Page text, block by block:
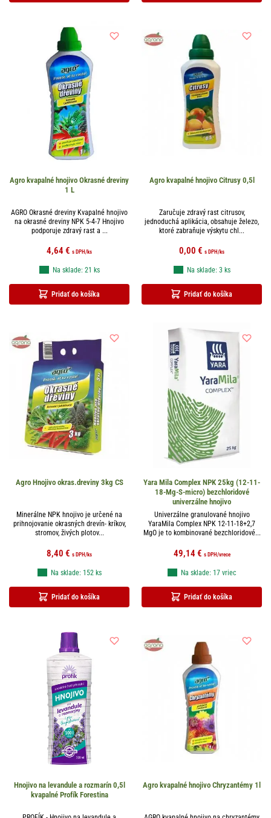
Agro kvapalné hnojivo Okrasné dreviny
1 L
AGRO Okrasné dreviny Kvapalné hnojivo
na okrasné dreviny NPK 5-4-7 Hnojivo
podporuje zdravý rast a ...
4,64 € s DPH /ks
Pridať do košíka
Na sklade: 21 ks
Agro kvapalné hnojivo Citrusy 0,5l
Zaručuje zdravý rast citrusov,
jednoduchá aplikácia, obsahuje železo,
ktoré zabraňuje výskytu chl...
0,00 € s DPH /ks
Pridať do košíka
Na sklade: 3 ks
Agro Hnojivo okras.dreviny 3kg CS
Minerálne NPK hnojivo je určené na
prihnojovanie okrasných drevín- kríkov,
stromov, živých plotov...
8,40 € s DPH /ks
Pridať do košíka
Na sklade: 152 ks
Yara Mila Complex NPK 25kg (12-11-
18-Mg-S-micro) bezchloridové
univerzálne hnojivo
Univerzálne granulované hnojivo
YaraMila Complex NPK 12-11-18+2,7
MgO je to kombinované bezchloridové...
49,14 € s DPH /vrece
Pridať do košíka
Na sklade: 17 vriec
Hnojivo na levandule a rozmarín 0,5l
kvapalné Profík Forestina
Agro kvapalné hnojivo Chryzantémy 1l